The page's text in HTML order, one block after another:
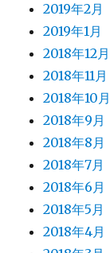
2019年2月
2019年1月
2018年12月
2018年11月
2018年10月
2018年9月
2018年8月
2018年7月
2018年6月
2018年5月
2018年4月